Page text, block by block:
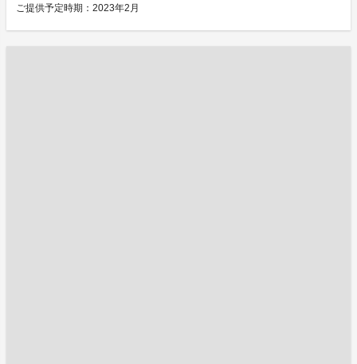
ご提供予定時期：2023年2月